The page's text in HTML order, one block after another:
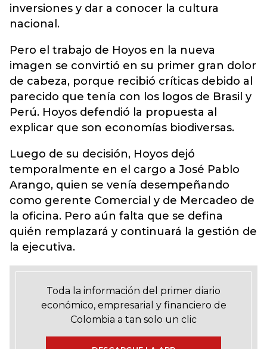
inversiones y dar a conocer la cultura
nacional.
Pero el trabajo de Hoyos en la nueva
imagen se convirtió en su primer gran dolor
de cabeza, porque recibió críticas debido al
parecido que tenía con los logos de Brasil y
Perú. Hoyos defendió la propuesta al
explicar que son economías biodiversas.
Luego de su decisión, Hoyos dejó
temporalmente en el cargo a José Pablo
Arango, quien se venía desempeñando
como gerente Comercial y de Mercadeo de
la oficina. Pero aún falta que se defina
quién remplazará y continuará la gestión de
la ejecutiva.
Toda la información del primer diario
económico, empresarial y financiero de
Colombia a tan solo un clic